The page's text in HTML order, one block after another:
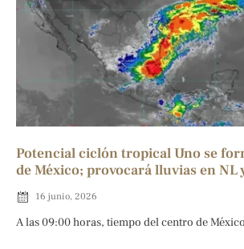
Potencial ciclón tropical Uno se
de México; provocará lluvias en NL
16 junio, 2026
A las 09:00 horas, tiempo del centro de